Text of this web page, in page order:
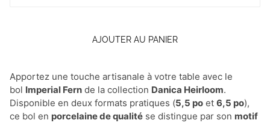
AJOUTER AU PANIER
Apportez une touche artisanale à votre table avec le
bol Imperial Fern de la collection Danica Heirloom.
Disponible en deux formats pratiques (5,5 po et 6,5 po),
ce bol en porcelaine de qualité se distingue par son motif